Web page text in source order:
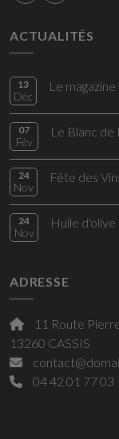
ACTUALITÉS
13
Déc
07
Fév
Le Blanc de
24
Nov
24
Nov
Huile
ADRESSE
11 Route
13260 CASSIS
04 42 01 77 03